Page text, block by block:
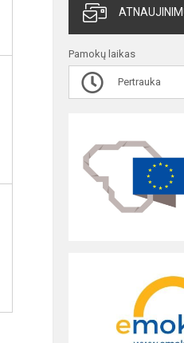
Pamokų laikas
Pertrauka